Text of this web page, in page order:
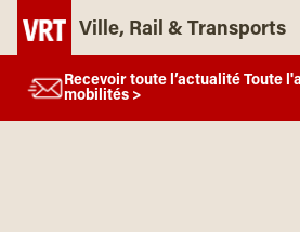
Ville, Rail & Transports
Recevoir toute l’actualité Toute
mobilités >